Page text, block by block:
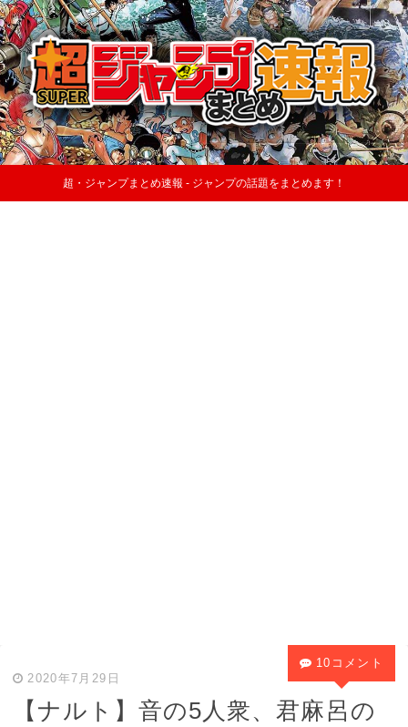
超・ジャンプまとめ速報 - ジャンプの話題をまとめます！
2020年7月29日
【ナルト】音の5人衆、君麻呂の
10コメント